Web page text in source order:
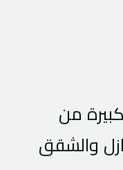
من
والشقق